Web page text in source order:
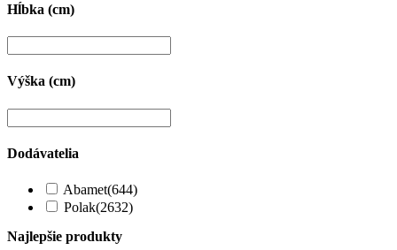
Hĺbka (cm)
Výška (cm)
Dodávatelia
Abamet(644)
Polak(2632)
Najlepšie produkty